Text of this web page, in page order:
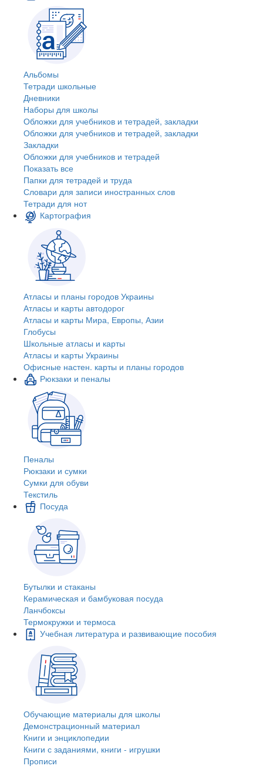
Альбомы
Тетради школьные
Дневники
Наборы для школы
Обложки для учебников и тетрадей, закладки
Обложки для учебников и тетрадей, закладки
Закладки
Обложки для учебников и тетрадей
Показать все
Папки для тетрадей и труда
Словари для записи иностранных слов
Тетради для нот
Картография
Атласы и планы городов Украины
Атласы и карты автодорог
Атласы и карты Мира, Европы, Азии
Глобусы
Школьные атласы и карты
Атласы и карты Украины
Офисные настен. карты и планы городов
Рюкзаки и пеналы
Пеналы
Рюкзаки и сумки
Сумки для обуви
Текстиль
Посуда
Бутылки и стаканы
Керамическая и бамбуковая посуда
Ланчбоксы
Термокружки и термоса
Учебная литература и развивающие пособия
Обучающие материалы для школы
Демонстрационный материал
Книги и энциклопедии
Книги с заданиями, книги - игрушки
Прописи